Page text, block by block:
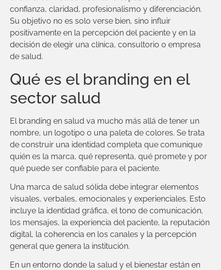
confianza, claridad, profesionalismo y diferenciación.
Su objetivo no es solo verse bien, sino influir
positivamente en la percepción del paciente y en la
decisión de elegir una clínica, consultorio o empresa
de salud.
Qué es el branding en el
sector salud
El branding en salud va mucho más allá de tener un
nombre, un logotipo o una paleta de colores. Se trata
de construir una identidad completa que comunique
quién es la marca, qué representa, qué promete y por
qué puede ser confiable para el paciente.
Una marca de salud sólida debe integrar elementos
visuales, verbales, emocionales y experienciales. Esto
incluye la identidad gráfica, el tono de comunicación,
los mensajes, la experiencia del paciente, la reputación
digital, la coherencia en los canales y la percepción
general que genera la institución.
En un entorno donde la salud y el bienestar están en